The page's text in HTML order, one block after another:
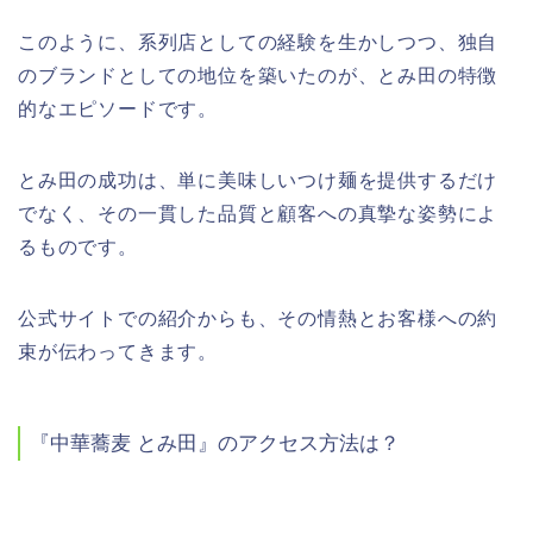
このように、系列店としての経験を生かしつつ、独自
のブランドとしての地位を築いたのが、とみ田の特徴
的なエピソードです。
とみ田の成功は、単に美味しいつけ麺を提供するだけ
でなく、その一貫した品質と顧客への真摯な姿勢によ
るものです。
公式サイトでの紹介からも、その情熱とお客様への約
束が伝わってきます 。
『中華蕎麦 とみ田』のアクセス方法は？